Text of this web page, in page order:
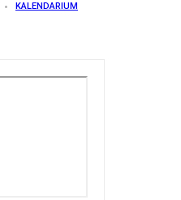
KALENDARIUM